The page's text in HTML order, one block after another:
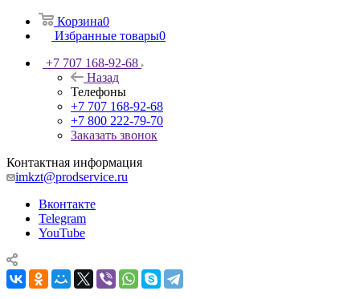
Корзина0
Избранные товары0
+7 707 168-92-68
Назад
Телефоны
+7 707 168-92-68
+7 800 222-79-70
Заказать звонок
Контактная информация
imkzt@prodservice.ru
Вконтакте
Telegram
YouTube